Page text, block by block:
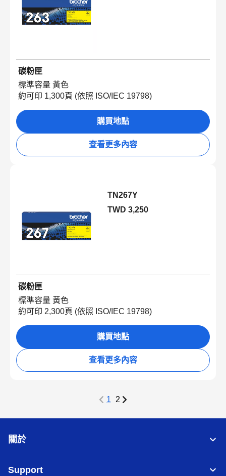
碳粉匣
標準容量 黃色
約可印 1,300頁 (依照 ISO/IEC 19798)
購買地點
查看更多內容
TN267Y
TWD 3,250
碳粉匣
標準容量 黃色
約可印 2,300頁 (依照 ISO/IEC 19798)
購買地點
查看更多內容
1 2
關於
Support